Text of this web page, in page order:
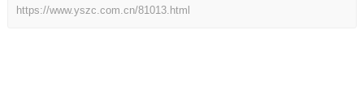
https://www.yszc.com.cn/81013.html